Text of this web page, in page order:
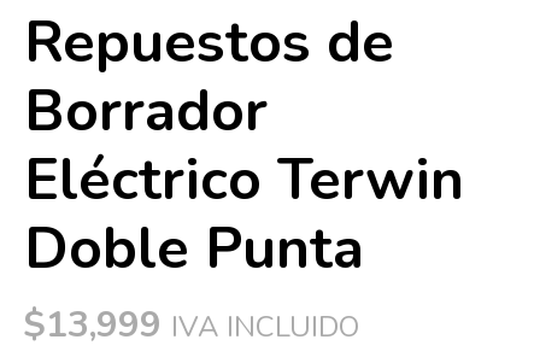
Repuestos de
Borrador
Eléctrico Terwin
Doble Punta
$13,999 IVA INCLUIDO